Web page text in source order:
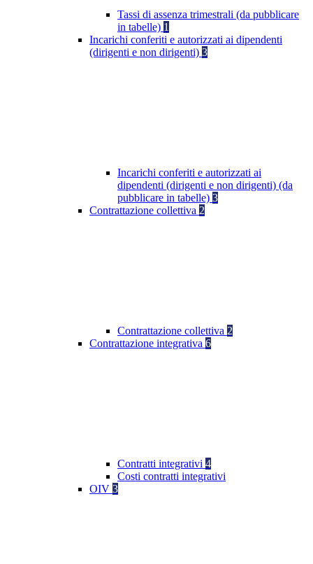
Tassi di assenza trimestrali (da pubblicare
in tabelle) 1
Incarichi conferiti e autorizzati ai dipendenti
(dirigenti e non dirigenti) 3
Incarichi conferiti e autorizzati ai
dipendenti (dirigenti e non dirigenti) (da
pubblicare in tabelle) 3
Contrattazione collettiva 2
Contrattazione collettiva 2
Contrattazione integrativa 6
Contratti integrativi 4
Costi contratti integrativi
OIV 3